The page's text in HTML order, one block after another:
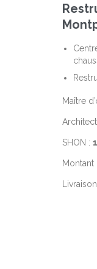
Maître
SHON :
Montant